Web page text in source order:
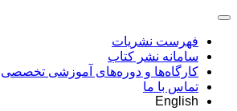
فهرست نشریات
سامانه نشر کتاب
کارگاه‌ها و دوره‌های آموزشی تخصصی
تماس با ما
English